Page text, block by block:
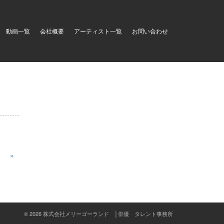
動画一覧 会社概要 アーティスト一覧 お問い合わせ
»
© 2026 株式会社メリーゴーランド │俳優 タレント事務所